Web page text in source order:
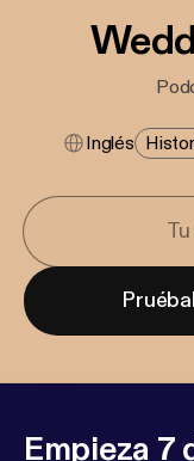
Inglés
Empieza 7